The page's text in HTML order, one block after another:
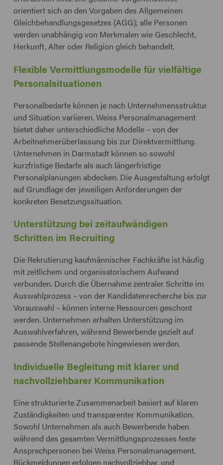
orientiert sich an den Vorgaben des Allgemeinen
Gleichbehandlungsgesetzes (AGG); alle Personen
werden unabhängig von Merkmalen wie Geschlecht,
Herkunft, Alter oder Religion gleich behandelt.
Flexible Vermittlungsmodelle für vielfältige
Personalsituationen
Personalbedarfe können je nach Unternehmensstruktur
und Situation variieren. Weiss Personalmanagement
bietet daher unterschiedliche Modelle – von der
Arbeitnehmerüberlassung bis zur Direktvermittlung.
Unternehmen in Darmstadt können so sowohl
kurzfristige Bedarfe als auch längerfristige
Personalplanungen abdecken. Die Ausgestaltung erfolgt
auf Grundlage der jeweiligen Anforderungen der
konkreten Besetzungssituation.
Unterstützung bei zeitaufwändigen
Schritten im Recruiting
Die Rekrutierung kaufmännischer Fachkräfte ist häufig
mit zeitlichem und organisatorischem Aufwand
verbunden. Durch die Übernahme zentraler Schritte im
Auswahlprozess – von der Kandidatenrecherche bis zur
Vorauswahl – können interne Ressourcen geschont
werden. Unternehmen erhalten Unterstützung im
Auswahlverfahren, während Bewerbende gezielt auf
passende Stellenangebote hingewiesen werden.
Individuelle Begleitung mit klarer und
nachvollziehbarer Kommunikation
Eine strukturierte Zusammenarbeit basiert auf klaren
Zuständigkeiten und transparenter Kommunikation.
Sowohl Unternehmen als auch Bewerbende haben
während des gesamten Vermittlungsprozesses feste
Ansprechpersonen bei Weiss Personalmanagement.
Rückmeldungen erfolgen nachvollziehbar, und